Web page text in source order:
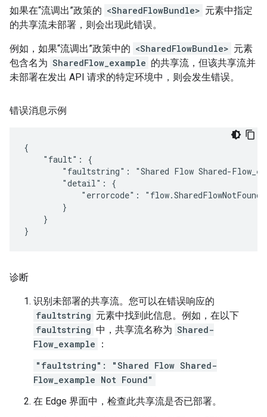
如果在“流调出”政策的 <SharedFlowBundle> 元素中指定
的共享流未部署，则会出现此错误。
例如，如果“流调出”政策中的 <SharedFlowBundle> 元素
包含名为 SharedFlow_example 的共享流，但该共享流并
未部署在发出 API 请求的特定环境中，则会发生错误。
错误消息示例
{
    "fault": {
"faultstring": "Shared Flow Shared-
        "detail": {
            "errorcode": "flow.SharedFlowNotFound"
        }
    }
诊断
识别未部署的共享流。您可以在错误响应的
faultstring 元素中找到此信息。例如，在以下
faultstring 中，共享流名称为 Shared-
Flow_example
：
"faultstring": "Shared Flow Shared-
Flow_example Not Found"
在 Edge 界面中，检查此共享流是否已部署。